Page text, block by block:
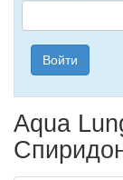
Войти
Aqua